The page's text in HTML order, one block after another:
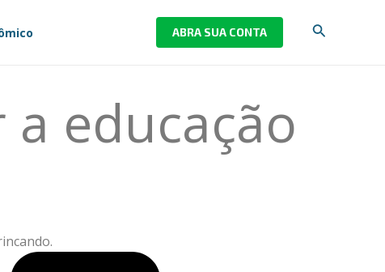
ABRA SUA CONTA Pesquisar
educação